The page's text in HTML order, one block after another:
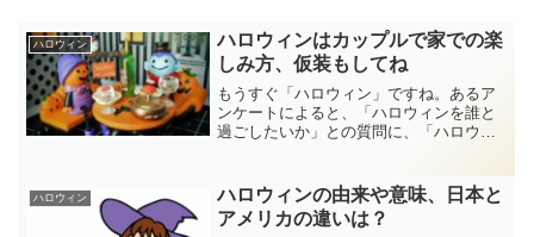
ハロウィン
ハロウィンはカップルで家での楽
しみ方、仮装もしてね
もうすぐ「ハロウィン」ですね。あるア
ンケートによると、「ハロウィンを誰と
過ごしたいか」との質問に、「ハロウィ
で、今回は「ハロウィンをカップルでお
家で仮装などをして楽しむ」お話しをし
ます。
ハロウィン
ハロウィンの由来や意味、日本と
アメリカの違いは？